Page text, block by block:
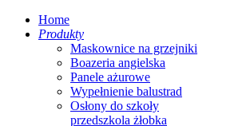
Home
Produkty
Maskownice na grzejniki
Boazeria angielska
Panele ażurowe
Wypełnienie balustrad
Osłony do szkoły
przedszkola żłobka